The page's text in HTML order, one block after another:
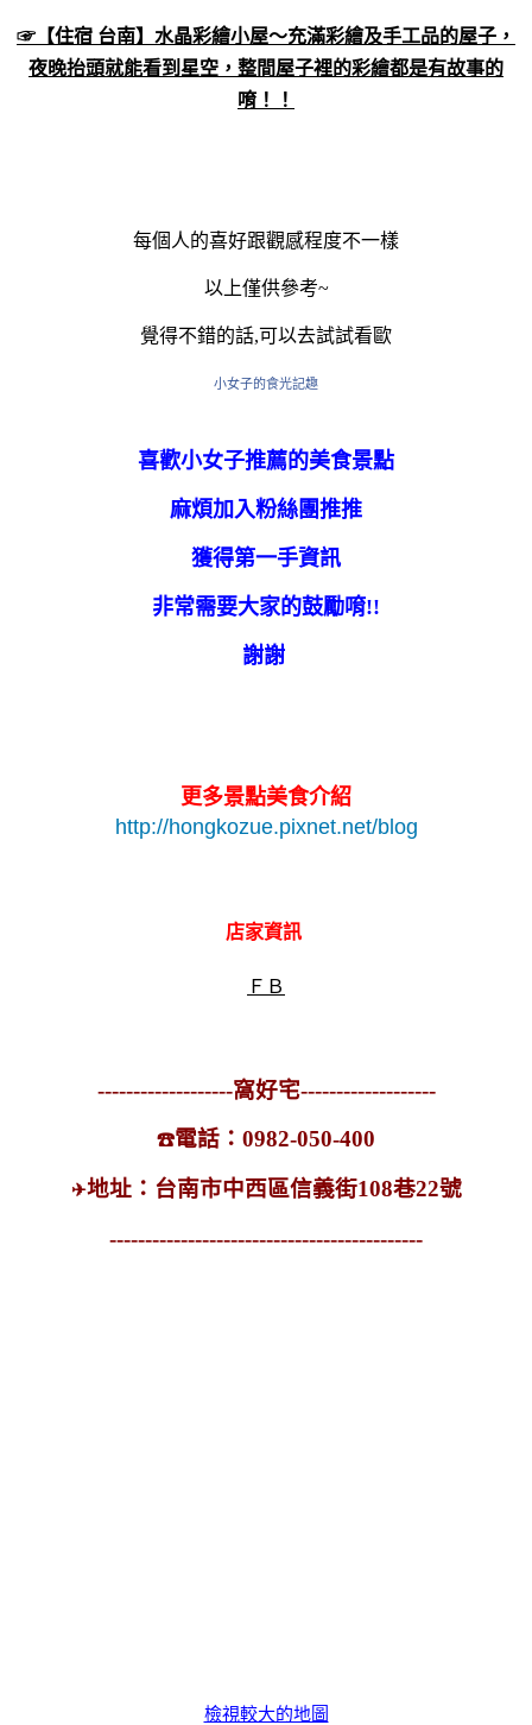
☞【住宿 台南】水晶彩繪小屋～充滿彩繪及手工品的屋子，
夜晚抬頭就能看到星空，整間屋子裡的彩繪都是有故事的
唷！！
每個人的喜好跟觀感程度不一樣
以上僅供參考~
覺得不錯的話,可以去試試看歐
小女子的食光記趣
喜歡小女子推薦的美食景點
麻煩加入粉絲團推推
獲得第一手資訊
非常需要大家的鼓勵唷!!
謝謝
更多景點美食介紹
http://hongkozue.pixnet.net/blog
店家資訊
ＦＢ
-------------------窩好宅-------------------
☎電話：0982-050-400
✈地址：台南市中西區信義街108巷22號
--------------------------------------------
檢視較大的地圖